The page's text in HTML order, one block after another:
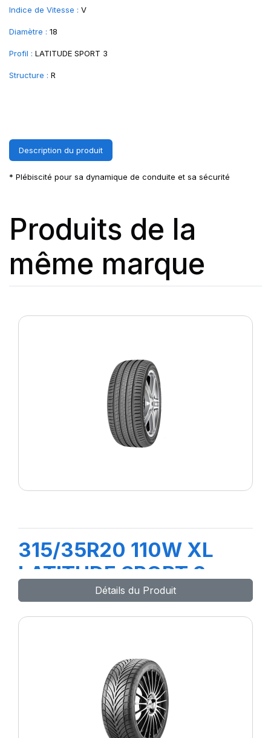
Indice de Vitesse : V
Diamètre : 18
Profil : LATITUDE SPORT 3
Structure : R
Description du produit
* Plébiscité pour sa dynamique de conduite et sa sécurité
Produits de la
même marque
315/35R20 110W XL
LATITUDE SPORT 3
Détails du Produit